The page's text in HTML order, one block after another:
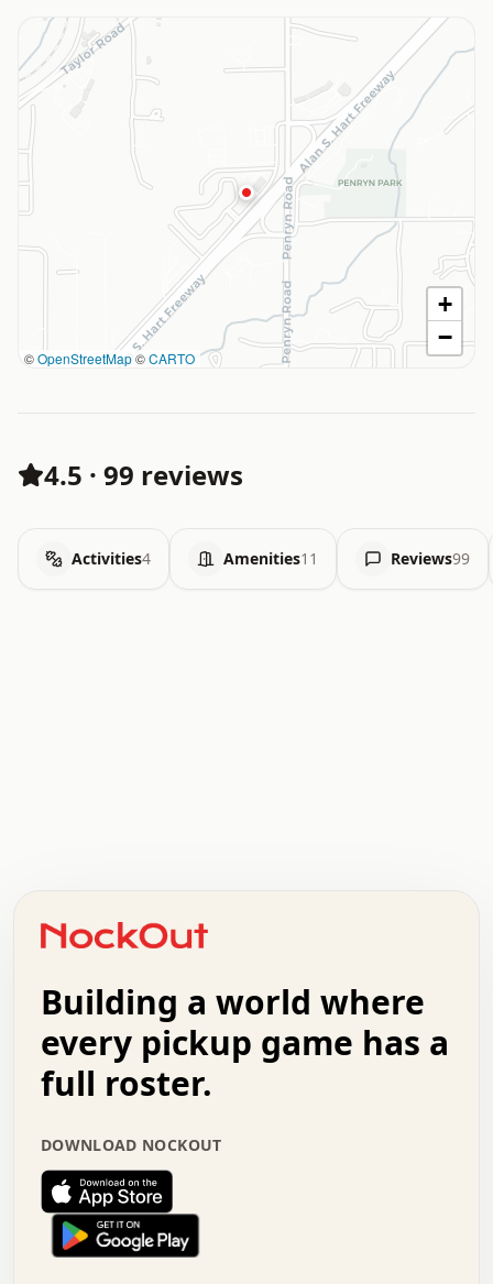
©OpenStreetMap©CARTO
+
−
4.5 · 99 reviews
Activities4 Amenities11 Reviews99
+   .   .   .   .   .   .   .   .   .   +   .   .
.   .   .   .   .   .   .   .   .   .   .   :   .
.   .   .   .   +   .   .   .   .   .   .   .   +
.   :   .   .   .   .   .   .   .   .   o   .   .
.   .   x   .   .   .   .   .   .   :   .   .   o
.   .   .   .   :   .   .   .   .   o   .   .   .
.   .   .   .   .   .   .   :   .   .   .   .   .
.   .   .   .   .   .   .   +   .   .   x   .   .
.   .   .   .   .   :   +   .   .   .   .   .   o
.   .   .   .   .   .   .   .   .   .   .   .   .
.   .   :   o   .   .   .   .   .   .   .   +   .
.   o   .   .   .   .   x   .   .   .   .   .   .
Building a world where
every pickup game has a
full roster.
DOWNLOAD NOCKOUT